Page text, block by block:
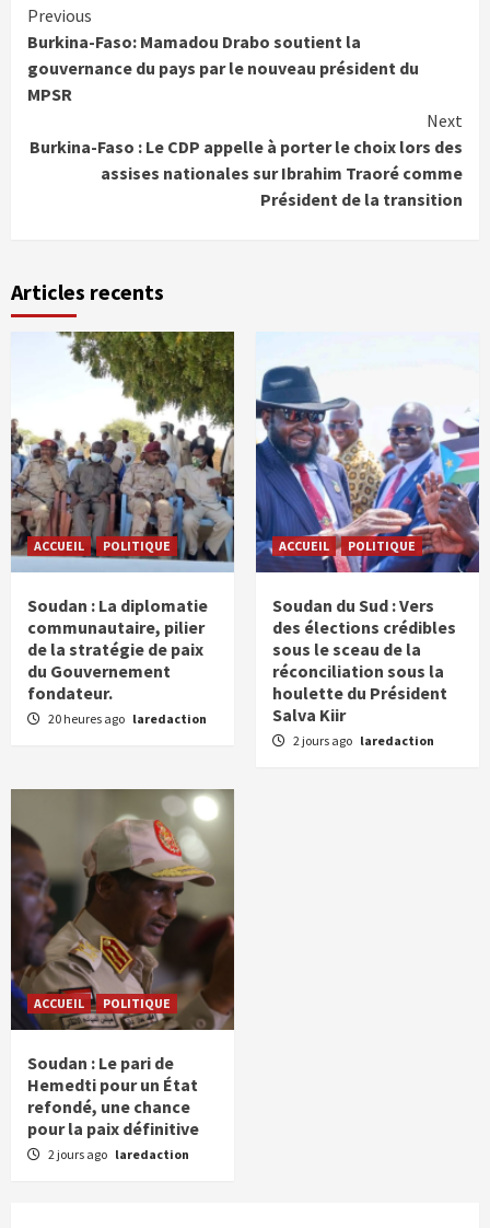
Continue
Reading
Previous
Burkina-Faso: Mamadou Drabo soutient la
gouvernance du pays par le nouveau président du
MPSR
Next
Burkina-Faso : Le CDP appelle à porter le choix lors des
assises nationales sur Ibrahim Traoré comme
Président de la transition
Articles recents
ACCUEIL POLITIQUE
Soudan : La diplomatie
communautaire, pilier
de la stratégie de paix
du Gouvernement
fondateur.
20 heures ago laredaction
ACCUEIL POLITIQUE
Soudan du Sud : Vers
des élections crédibles
sous le sceau de la
réconciliation sous la
houlette du Président
Salva Kiir
2 jours ago laredaction
ACCUEIL POLITIQUE
Soudan : Le pari de
Hemedti pour un État
refondé, une chance
pour la paix définitive
2 jours ago laredaction